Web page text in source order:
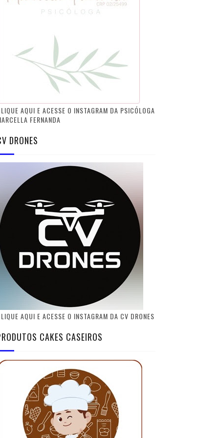
AQUI E ACESSE O INSTAGRAM DA PSICÓLOGA
FERNANDA
DRONES
AQUI E ACESSE O INSTAGRAM DA CV DRONES
CAKES CASEIROS